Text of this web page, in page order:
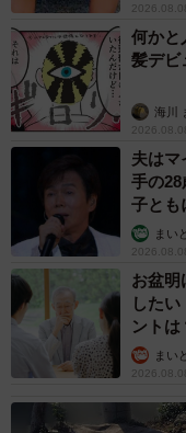
2026.08.08
何か
髪デビ
海川
2026.08.08
夫はマ
手の
子とも
まい
2026.08.08
お盆
した
ントは
まい
2026.08.08